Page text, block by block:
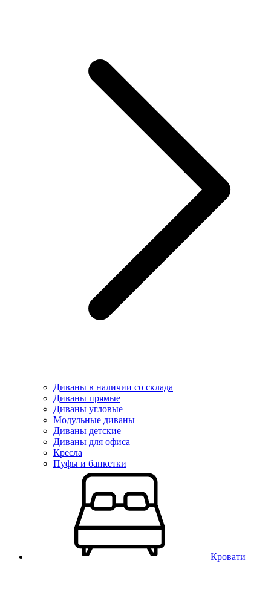
Диваны в наличии со склада
Диваны прямые
Диваны угловые
Модульные диваны
Диваны детские
Диваны для офиса
Кресла
Пуфы и банкетки
Кровати